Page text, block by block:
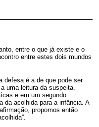
entre o que já existe e o
entre estes dois mundos
defesa é a de que pode ser
uma leitura da suspeita.
e em um segundo
da acolhida para a infância. A
propomos então